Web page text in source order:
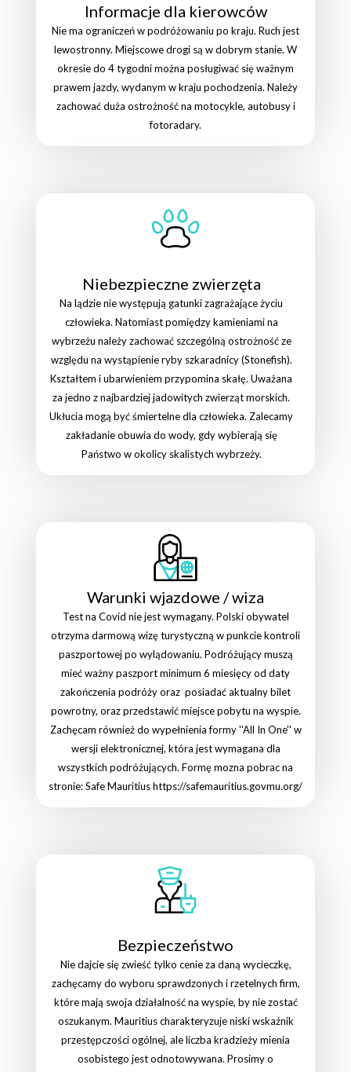
Informacje dla kierowców
Nie ma ograniczeń w podróżowaniu po kraju. Ruch jest
lewostronny. Miejscowe drogi są w dobrym stanie. W
okresie do 4 tygodni można posługiwać się ważnym
prawem jazdy, wydanym w kraju pochodzenia. Należy
zachować duża ostrożność na motocykle, autobusy i
fotoradary.
Niebezpieczne zwierzęta
Na lądzie nie występują gatunki zagrażające życiu
człowieka. Natomiast pomiędzy kamieniami na
wybrzeżu należy zachować szczególną ostrożność ze
względu na wystąpienie ryby szkaradnicy (Stonefish).
Kształtem i ubarwieniem przypomina skałę. Uważana
za jedno z najbardziej jadowitych zwierząt morskich.
Ukłucia mogą być śmiertelne dla człowieka. Zalecamy
zakładanie obuwia do wody, gdy wybierają się
Państwo w okolicy skalistych wybrzeży.
Warunki wjazdowe / wiza
Test na Covid nie jest wymagany. Polski obywatel
otrzyma darmową wizę turystyczną w punkcie kontroli
paszportowej po wylądowaniu. Podróżujący muszą
mieć ważny paszport minimum 6 miesięcy od daty
zakończenia podróży oraz posiadać aktualny bilet
powrotny, oraz przedstawić miejsce pobytu na wyspie.
Zachęcam również do wypełnienia formy ''All In One'' w
wersji elektronicznej, która jest wymagana dla
wszystkich podróżujących. Formę mozna pobrac na
stronie: Safe Mauritius https://safemauritius.govmu.org/
Bezpieczeństwo
Nie dajcie się zwieść tylko cenie za daną wycieczkę,
zachęcamy do wyboru sprawdzonych i rzetelnych firm,
które mają swoja działalność na wyspie, by nie zostać
oszukanym. Mauritius charakteryzuje niski wskaźnik
przestępczości ogólnej, ale liczba kradzieży mienia
osobistego jest odnotowywana. Prosimy o